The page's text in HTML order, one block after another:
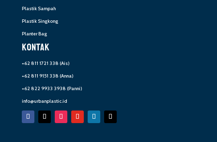
Plastik Sampah
Plastik Singkong
Planter Bag
KONTAK
+62 811 1721 338 (Ais)
+62 811 9151 338 (Anna)
+62 822 9933 3938 (Panni)
info@urbanplastic.id